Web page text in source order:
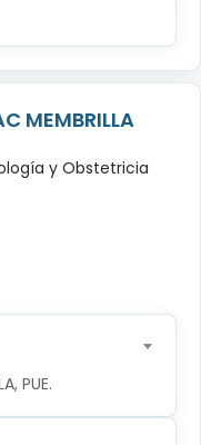
MEMBRILLA
y Obstetricia
PUE.